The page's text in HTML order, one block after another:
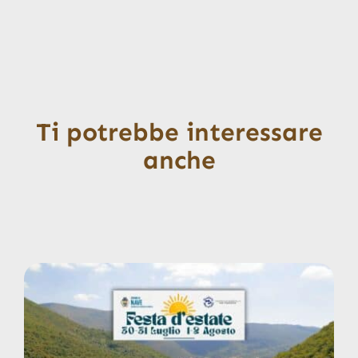
Ti potrebbe interessare
anche